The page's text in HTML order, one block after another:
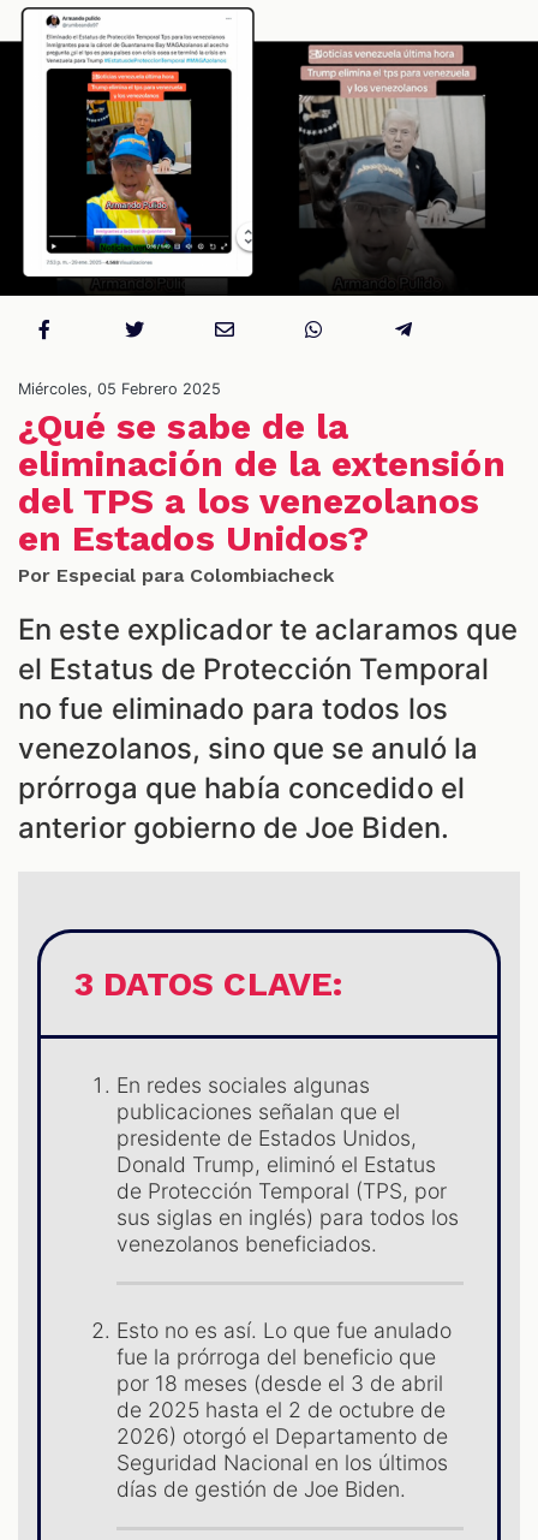
Miércoles, 05 Febrero 2025
¿Qué se sabe de la
eliminación de la extensión
del TPS a los venezolanos
en Estados Unidos?
Por Especial para Colombiacheck
En este explicador te aclaramos que
el Estatus de Protección Temporal
no fue eliminado para todos los
venezolanos, sino que se anuló la
prórroga que había concedido el
anterior gobierno de Joe Biden.
3 DATOS CLAVE:
En redes sociales algunas
publicaciones señalan que el
presidente de Estados Unidos,
Donald Trump, eliminó el Estatus
de Protección Temporal (TPS, por
sus siglas en inglés) para todos los
venezolanos beneficiados.
Esto no es así. Lo que fue anulado
fue la prórroga del beneficio que
por 18 meses (desde el 3 de abril
de 2025 hasta el 2 de octubre de
2026) otorgó el Departamento de
Seguridad Nacional en los últimos
días de gestión de Joe Biden.